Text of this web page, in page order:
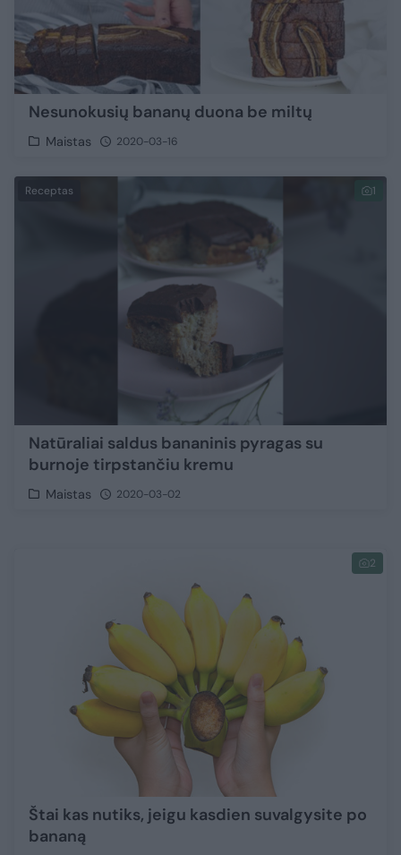
Nesunokusių bananų duona be miltų
Maistas 2020-03-16
Receptas 1
Natūraliai saldus bananinis pyragas su
burnoje tirpstančiu kremu
Maistas 2020-03-02
2
Štai kas nutiks, jeigu kasdien suvalgysite po
bananą